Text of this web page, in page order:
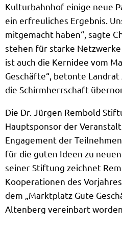
Kulturbahnhof einige neue
ein erfreuliches Ergebnis.
mitgemacht haben“, sagte
stehen für starke Netzwerke
ist auch die Kernidee vom
Geschäfte“, betonte
die Schirmherrschaft
Die Dr. Jürgen Rembold
Hauptsponsor der
Engagement der
für die guten Ideen zu
seiner Stiftung zeichnet
Kooperationen des
dem „Marktplatz Gute
Altenberg vereinbart worden.